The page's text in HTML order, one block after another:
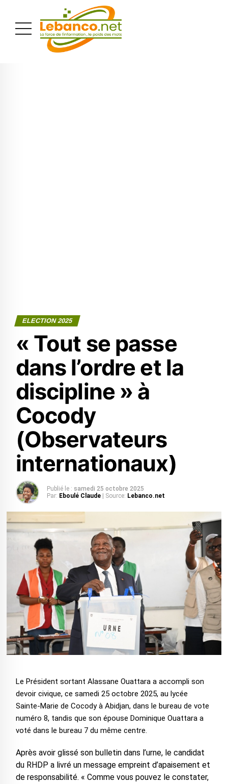
ELECTION 2025
« Tout se passe
dans l’ordre et la
discipline » à
Cocody
(Observateurs
internationaux)
Publié le : samedi 25 octobre 2025
Par: Eboulé Claude | Source: Lebanco.net
‎Le Président sortant Alassane Ouattara a accompli son
devoir civique, ce samedi 25 octobre 2025, au lycée
Sainte-Marie de Cocody à Abidjan, dans le bureau de vote
numéro 8, tandis que son épouse Dominique Ouattara a
voté dans le bureau 7 du même centre.
‎Après avoir glissé son bulletin dans l’urne, le candidat
du RHDP a livré un message empreint d’apaisement et
de responsabilité. « Comme vous pouvez le constater,